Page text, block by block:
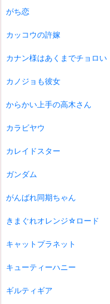
がち恋
カッコウの許嫁
カナン様はあくまでチョロい
カノジョも彼女
からかい上手の高木さん
カラビヤウ
カレイドスター
ガンダム
がんばれ同期ちゃん
きまぐれオレンジ☆ロード
キャットプラネット
キューティーハニー
ギルティギア